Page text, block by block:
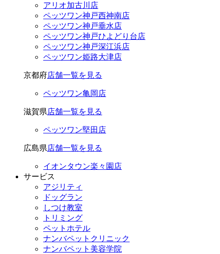
アリオ加古川店
ペッツワン神戸西神南店
ペッツワン神戸垂水店
ペッツワン神戸ひよどり台店
ペッツワン神戸深江浜店
ペッツワン姫路大津店
京都府店舗一覧を見る
ペッツワン亀岡店
滋賀県店舗一覧を見る
ペッツワン堅田店
広島県店舗一覧を見る
イオンタウン楽々園店
サービス
アジリティ
ドッグラン
しつけ教室
トリミング
ペットホテル
ナンバペットクリニック
ナンバペット美容学院